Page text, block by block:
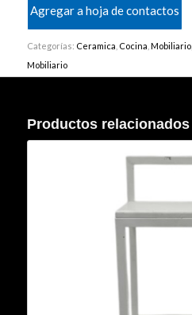
Agregar a hoja de contactos
Categorías: Ceramica Cocina Mobiliario,
Mobiliario
Productos relacionados